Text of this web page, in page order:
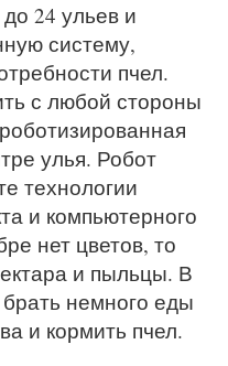
24 ульев и
систему,
пчел.
с любой стороны
улья. Робот
технологии
и компьютерного
нет цветов, то
и пыльцы. В
немного еды
и кормить пчел.